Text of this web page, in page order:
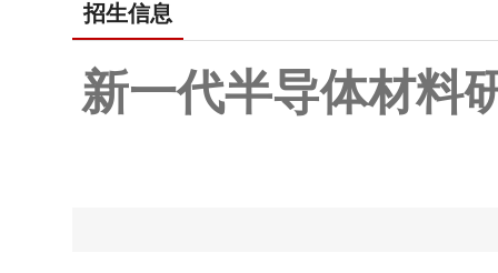
招生信息
新一代半导体材料